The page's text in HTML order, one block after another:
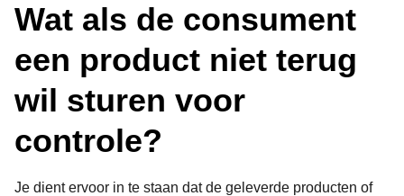
Wat als de consument
een product niet terug
wil sturen voor
controle?
Je dient ervoor in te staan dat de geleverde producten of